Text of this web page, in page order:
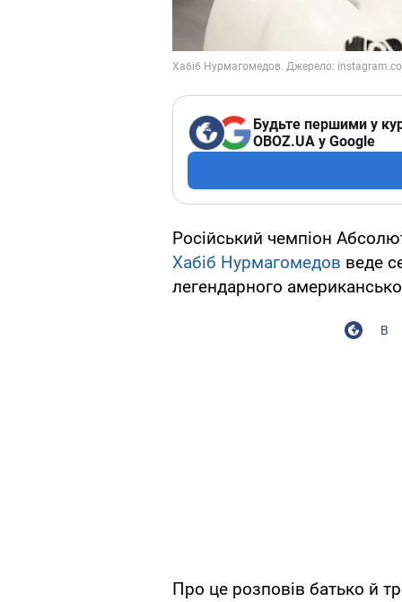
Будьте першими у
OBOZ.UA у Google
Російський чемпіон
Хабіб Нурмагомедов веде
легендарного
Про це розповів батько й